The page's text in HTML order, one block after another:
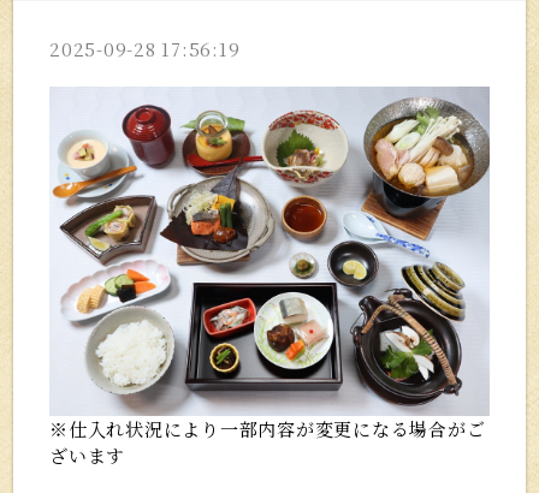
2025-09-28 17:56:19
※仕入れ状況により一部内容が変更になる場合がご
ざいます